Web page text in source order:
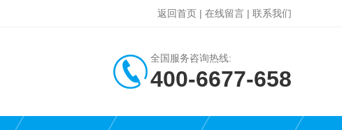
返回首页 | 在线留言 | 联系我们
全国服务咨询热线:
400-6677-658